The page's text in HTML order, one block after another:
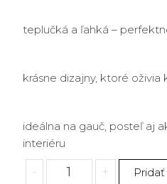
teplučká a ľahká –
krásne dizajny, ktoré oživia
ideálna na gauč, posteľ aj
interiéru
-
množstvo +